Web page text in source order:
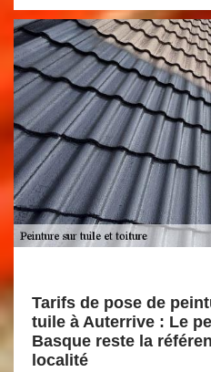
Tarifs de pose de
tuile à Auterrive : Le
Basque reste la
localité